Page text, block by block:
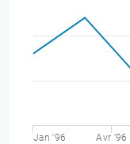
Jan '96 Avr '96